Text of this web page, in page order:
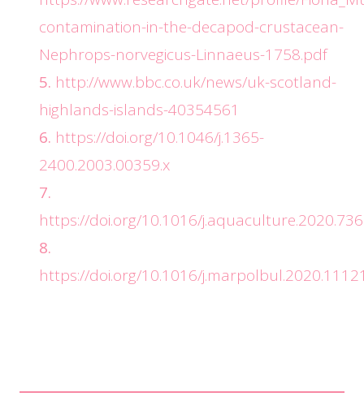
contamination-in-the-decapod-crustacean-
Nephrops-norvegicus-Linnaeus-1758.pdf
http://www.bbc.co.uk/news/uk-scotland-
highlands-islands-40354561
https://doi.org/10.1046/j.1365-
2400.2003.00359.x
https://doi.org/10.1016/
https://doi.org/10.1016/